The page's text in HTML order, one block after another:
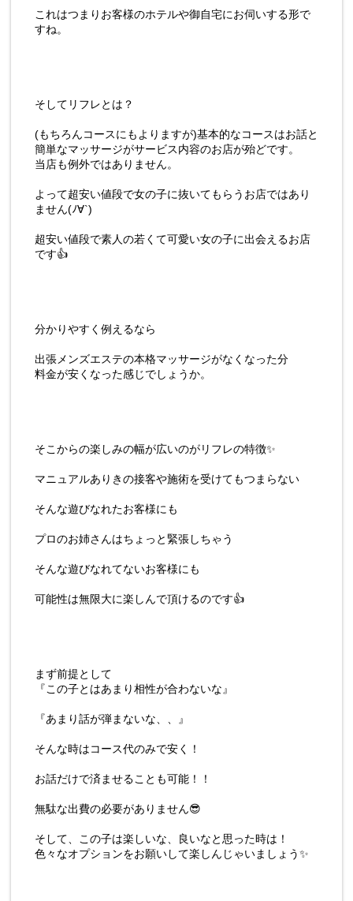
これはつまりお客様のホテルや御自宅にお伺いする形で
すね。
そしてリフレとは？
(もちろんコースにもよりますが)基本的なコースはお話と
簡単なマッサージがサービス内容のお店が殆どです。
当店も例外ではありません。
よって超安い値段で女の子に抜いてもらうお店ではあり
ません(ﾉ∀`)
超安い値段で素人の若くて可愛い女の子に出会えるお店
です👍
分かりやすく例えるなら
出張メンズエステの本格マッサージがなくなった分
料金が安くなった感じでしょうか。
そこからの楽しみの幅が広いのがリフレの特徴✨
マニュアルありきの接客や施術を受けてもつまらない
そんな遊びなれたお客様にも
プロのお姉さんはちょっと緊張しちゃう
そんな遊びなれてないお客様にも
可能性は無限大に楽しんで頂けるのです👍
まず前提として
『この子とはあまり相性が合わないな』
『あまり話が弾まないな、、』
そんな時はコース代のみで安く！
お話だけで済ませることも可能！！
無駄な出費の必要がありません😎
そして、この子は楽しいな、良いなと思った時は！
色々なオプションをお願いして楽しんじゃいましょう✨